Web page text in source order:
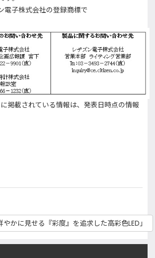
電子株式会社の登録商標で
に掲載されている情報は、発表日時点の情報
やかに見せる『彩度』を追求した高彩色LED」